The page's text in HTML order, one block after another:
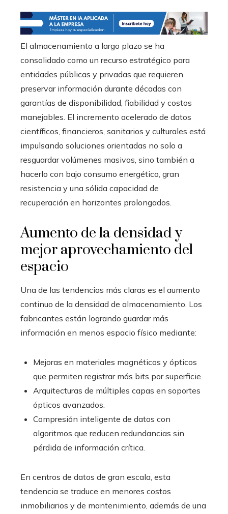
El almacenamiento a largo plazo se ha
consolidado como un recurso estratégico para
entidades públicas y privadas que requieren
preservar información durante décadas con
garantías de disponibilidad, fiabilidad y costos
manejables. El incremento acelerado de datos
científicos, financieros, sanitarios y culturales está
impulsando soluciones orientadas no solo a
resguardar volúmenes masivos, sino también a
hacerlo con bajo consumo energético, gran
resistencia y una sólida capacidad de
recuperación en horizontes prolongados.
Aumento de la densidad y
mejor aprovechamiento del
espacio
Una de las tendencias más claras es el aumento
continuo de la densidad de almacenamiento. Los
fabricantes están logrando guardar más
información en menos espacio físico mediante:
Mejoras en materiales magnéticos y ópticos
que permiten registrar más bits por superficie.
Arquitecturas de múltiples capas en soportes
ópticos avanzados.
Compresión inteligente de datos con
algoritmos que reducen redundancias sin
pérdida de información crítica.
En centros de datos de gran escala, esta
tendencia se traduce en menores costos
inmobiliarios y de mantenimiento, además de una